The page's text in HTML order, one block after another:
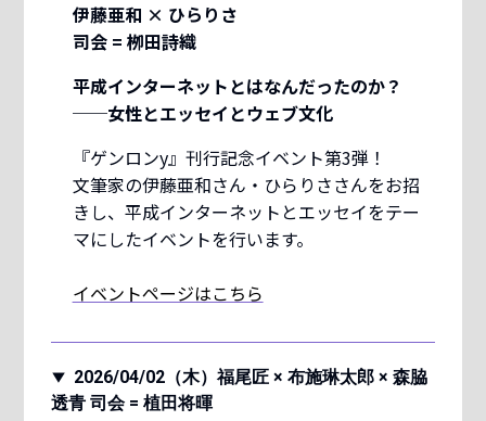
伊藤亜和 × ひらりさ
司会 = 栁田詩織
平成インターネットとはなんだったのか？
──女性とエッセイとウェブ文化
『ゲンロンy』刊行記念イベント第3弾！
文筆家の伊藤亜和さん・ひらりささんをお招
きし、平成インターネットとエッセイをテー
マにしたイベントを行います。
イベントページはこちら
2026/04/02（木）福尾匠 × 布施琳太郎 × 森脇
透青 司会 = 植田将暉